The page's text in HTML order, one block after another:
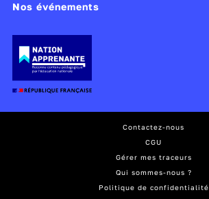
Nos événements
Contactez-nous
CGU
Gérer mes traceurs
Qui sommes-nous ?
Politique de confidentialité